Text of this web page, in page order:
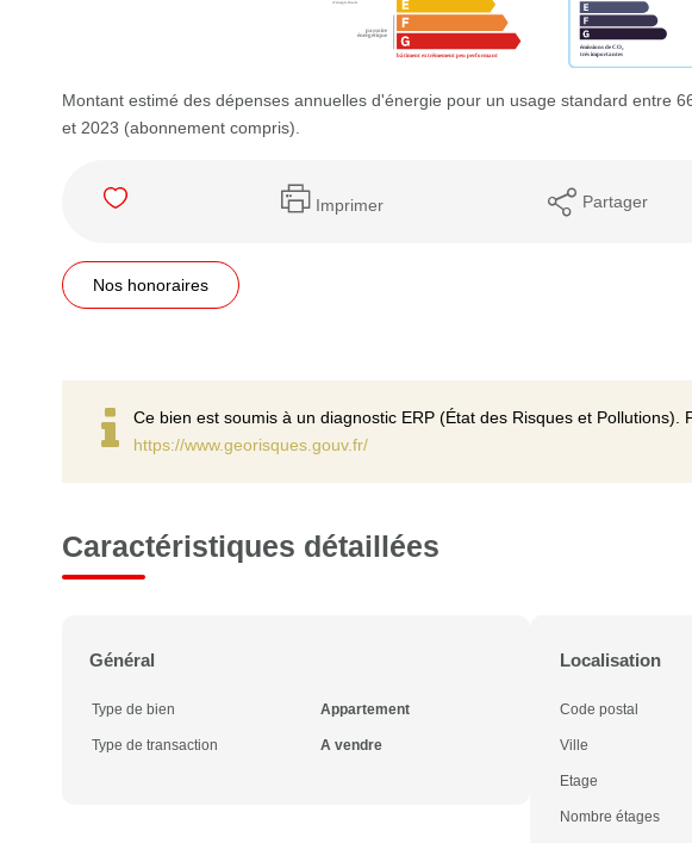
Montant estimé des dépenses annuelles d'énergie pour un usage standard entre
et 2023 (abonnement compris).
Imprimer Partager
Nos honoraires
Ce bien est soumis à un diagnostic ERP (État des Risques et Pollutions).
https://www.georisques.gouv.fr/
Caractéristiques détaillées
Général
Type de bien Appartement
Type de transaction A vendre
Localisation
Code postal
Ville
Etage
Nombre étages